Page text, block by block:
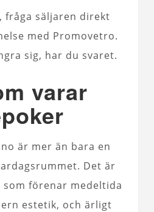
fråga säljaren direkt
med Promovetro.
sig, har du svaret.
varar
är mer än bara en
Det är
förenar medeltida
estetik, och ärligt